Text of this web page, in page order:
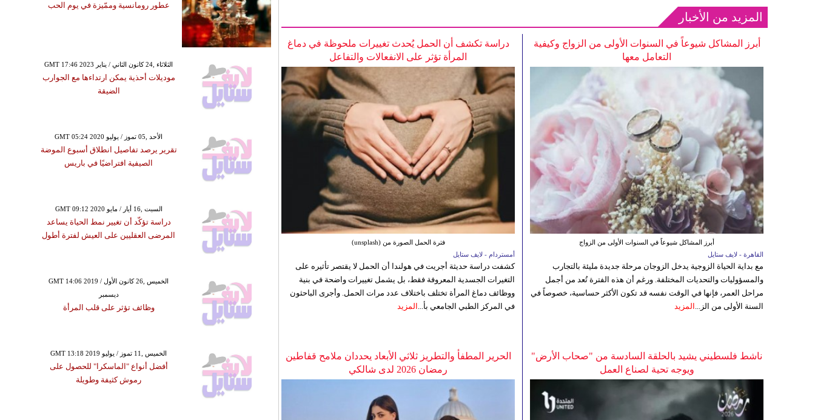
المزيد من الأخبار
دراسة تكشف أن الحمل يُحدث تغييرات ملحوظة في دماغ
المرأة تؤثر على الانفعالات والتفاعل
فترة الحمل الصورة من (unsplash)
أمستردام - لايف ستايل
كشفت دراسة حديثة أجريت في هولندا أن الحمل لا يقتصر تأثيره على
التغيرات الجسدية المعروفة فقط، بل يشمل تغييرات واضحة في بنية
ووظائف دماغ المرأة تختلف باختلاف عدد مرات الحمل. وأجرى الباحثون
في المركز الطبي الجامعي بأ... المزيد
أبرز المشاكل شيوعاً في السنوات الأولى من الزواج وكيفية
التعامل معها
أبرز المشاكل شيوعاً في السنوات الأولى من الزواج
القاهرة - لايف ستايل
مع بداية الحياة الزوجية يدخل الزوجان مرحلة جديدة مليئة بالتجارب
والمسؤوليات والتحديات المختلفة. ورغم أن هذه الفترة تُعد من أجمل
مراحل العمر، فإنها في الوقت نفسه قد تكون الأكثر حساسية، خصوصاً في
السنة الأولى من الز... المزيد
الحرير المطفأ والتطريز ثلاثي الأبعاد يحددان ملامح قفاطين
رمضان 2026 لدى شالكي
ناشط فلسطيني يشيد بالحلقة السادسة من "صحاب الأرض"
ويوجه تحية لصناع العمل
عطور رومانسية وممّيزة في يوم الحب
GMT 17:46 2023 الثلاثاء ,24 كانون الثاني / يناير
موديلات أحذية يمكن ارتداءها مع الجوارب
الضيقة
GMT 05:24 2020 الأحد ,05 تموز / يوليو
تقرير يرصد تفاصيل انطلاق أسبوع الموضة
الصيفية افتراضيًا في باريس
GMT 09:12 2020 السبت ,16 أيار / مايو
دراسة تؤكّد أن تغيير نمط الحياة يساعد
المرضى العقليين على العيش لفترة أطول
GMT 14:06 2019 الخميس ,26 كانون الأول /
ديسمبر
وظائف تؤثر على قلب المرأة
GMT 13:18 2019 الخميس ,11 تموز / يوليو
أفضل أنواع "الماسكرا" للحصول على
رموش كثيفة وطويلة